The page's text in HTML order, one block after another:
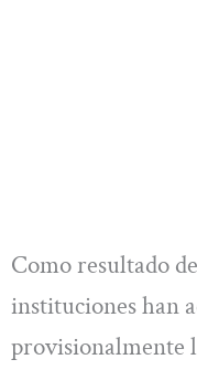
Como resultado
instituciones han
provisionalmente